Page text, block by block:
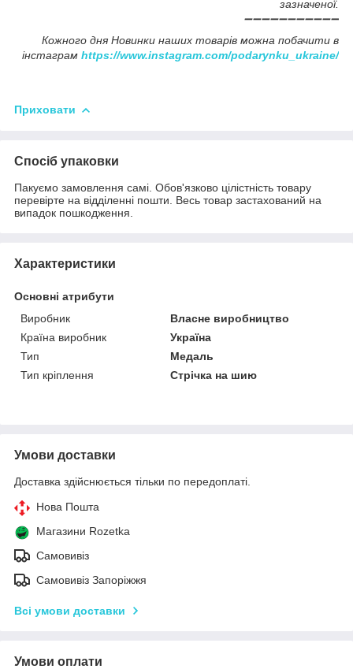
зазначеної.
➖➖➖➖➖➖➖➖➖➖➖
Кожного дня Новинки наших товарів можна побачити в
інстаграм https://www.instagram.com/podarynku_ukraine/
Приховати
Спосіб упаковки
Пакуємо замовлення самі. Обов'язково цілістність товару
перевірте на відділенні пошти. Весь товар застахований на
випадок пошкодження.
Характеристики
Основні атрибути
Виробник
Власне виробництво
Країна виробник
Україна
Тип
Медаль
Тип кріплення
Стрічка на шию
Умови доставки
Доставка здійснюється тільки по передоплаті.
Нова Пошта
Магазини Rozetka
Самовивіз
Самовивіз Запоріжжя
Всі умови доставки
Умови оплати